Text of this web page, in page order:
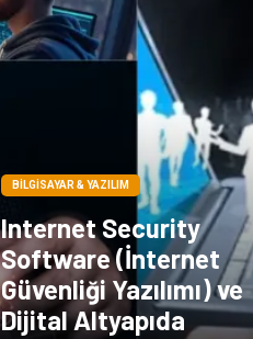
BILGISAYAR & YAZILIM
Internet Security
Software (İnternet
Güvenliği Yazılımı) ve
Dijital Altyapıda